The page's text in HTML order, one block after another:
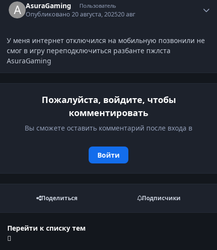
AsuraGaming Пользователь
Опубликовано20 августа, 202520 авг
У меня интернет отключился на мобильную позвонили не
смог в игру переподключиться разбанте пжлста
AsuraGaming
Пожалуйста, войдите, чтобы
комментировать
Вы сможете оставить комментарий после входа в
Войти
Поделиться Подписчики
Перейти к списку тем